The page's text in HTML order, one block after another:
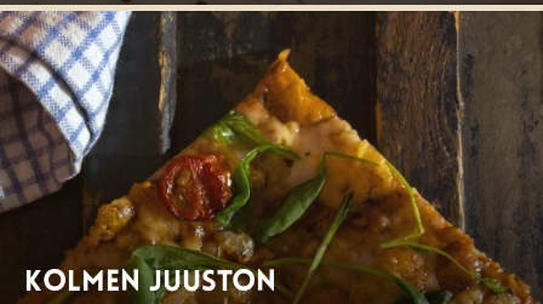
Kolmen juuston